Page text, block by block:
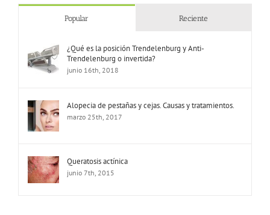
Popular Reciente
¿Qué es la posición Trendelenburg y Anti-
Trendelenburg o invertida?
junio 16th, 2018
Alopecia de pestañas y cejas. Causas y tratamientos.
marzo 25th, 2017
Queratosis actínica
junio 7th, 2015